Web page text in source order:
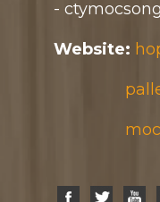
-
Website: